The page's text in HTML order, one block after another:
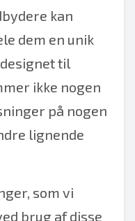
kan
dem en unik
til
ikke nogen
på nogen
lignende
som vi
brug af disse